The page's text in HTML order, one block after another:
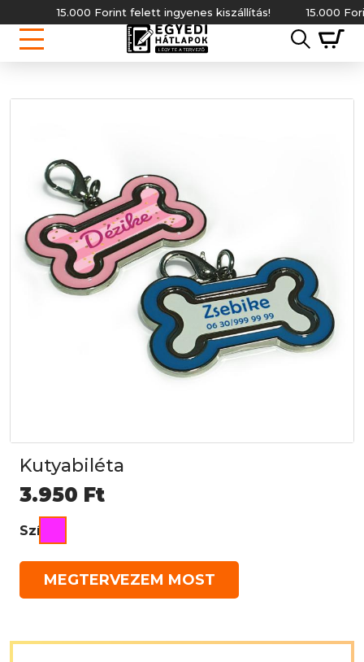
15.000 Forint felett ingyenes kiszállítás! 15.000 Forint
Kutyabiléta
3.950 Ft
Szín
MEGTERVEZEM MOST